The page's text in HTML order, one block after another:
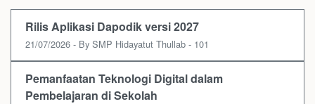
Rilis Aplikasi Dapodik versi 2027
21/07/2026 - By SMP Hidayatut Thullab - 101
Pemanfaatan Teknologi Digital dalam
Pembelajaran di Sekolah